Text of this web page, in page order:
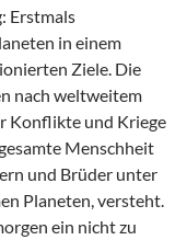
Erstmals
in einem
Ziele. Die
nach weltweitem
Konflikte und Kriege
Menschheit
und Brüder unter
Planeten, versteht.
ein nicht zu